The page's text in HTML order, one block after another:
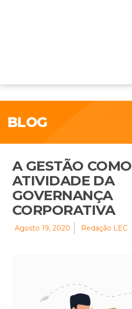
BLOG
A GESTÃO COMO
ATIVIDADE DA
GOVERNANÇA
CORPORATIVA
Agosto 19, 2020 Redação LEC